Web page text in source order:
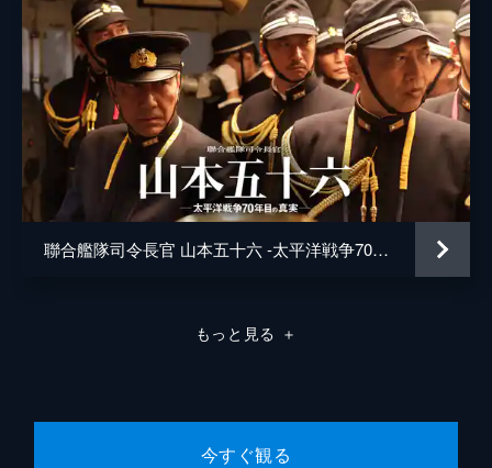
聯合艦隊司令長官 山本五十六 -太平洋戦争70年目の真実-
もっと見る ＋
今すぐ観る